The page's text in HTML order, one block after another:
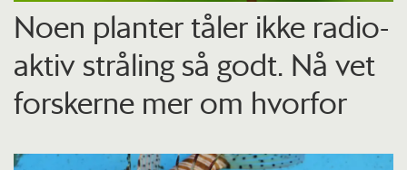
Noen planter tåler ikke radio­
aktiv stråling så godt. Nå vet
forskerne mer om hvorfor